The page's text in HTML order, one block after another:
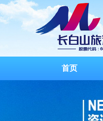
首页